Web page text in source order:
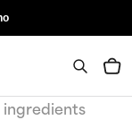
ingredients